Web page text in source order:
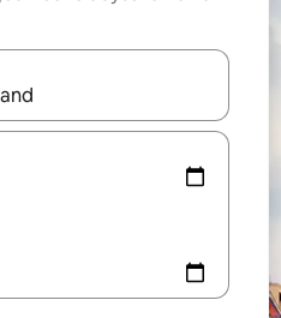
môžete si ich prechádzať